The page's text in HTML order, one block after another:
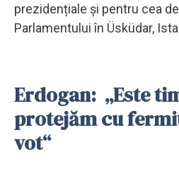
prezidențiale și pentru cea
Parlamentului în Üsküdar,
Erdogan: „Este
protejăm cu
vot“